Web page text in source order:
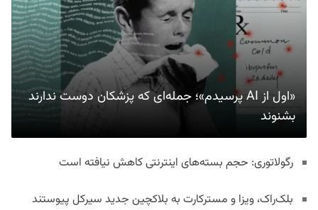
«اول از AI پرسیدم»؛ جمله‌ای که پزشکان دوست ندارند
بشنوند
رگولاتوری: حجم بسته‌های اینترنتی کاهش نیافته است
بلک‌راک، ویزا و مسترکارت به بلاکچین جدید سیرکل پیوستند